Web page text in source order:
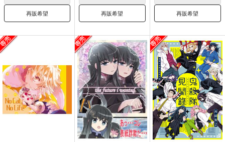
再販希望 再販希望 再販希望